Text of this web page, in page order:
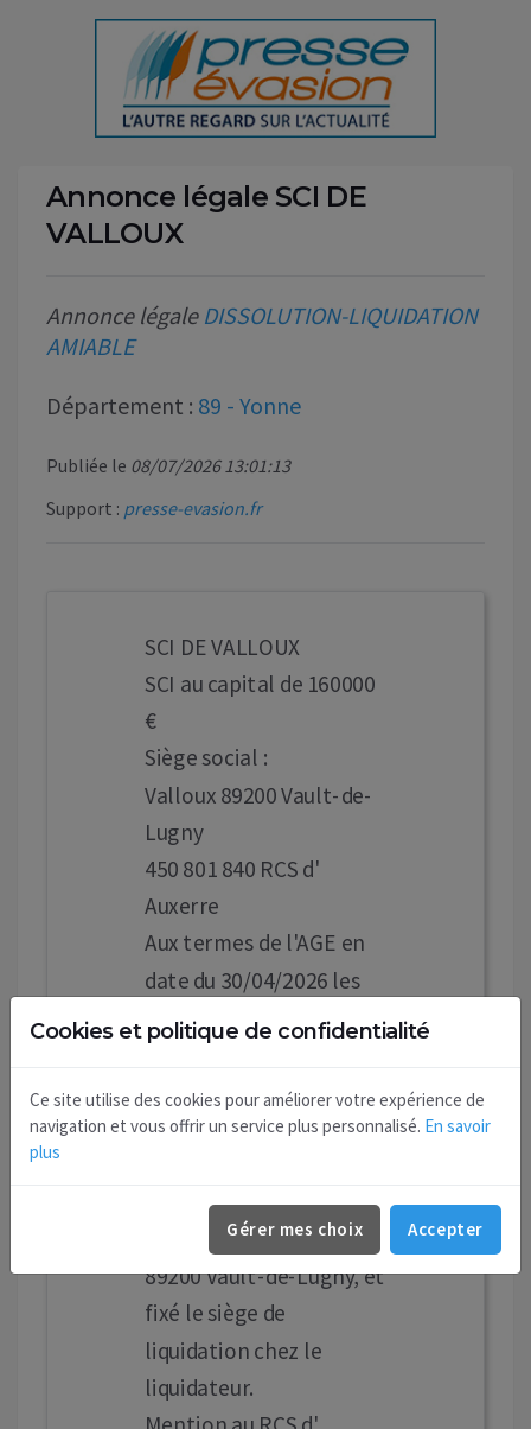
Annonce légale SCI DE
VALLOUX
Annonce légale DISSOLUTION-LIQUIDATION
AMIABLE
Département : 89 - Yonne
Publiée le 08/07/2026 13:01:13
Support : presse-evasion.fr
SCI DE VALLOUX
SCI au capital de 160000
€
Siège social :
Valloux 89200 Vault-de-
Lugny
450 801 840 RCS d'
Auxerre
Aux termes de l'AGE en
date du 30/04/2026 les
associés ont décidé la
liquidation amiable à
compter du même jour,
RODET Guy, demeurant
3 rue Claude, Valloux
89200 Vault-de-Lugny, et
fixé le siège de
liquidation chez le
liquidateur.
Cookies et politique de confidentialité
Ce site utilise des cookies pour améliorer votre expérience de
navigation et vous offrir un service plus personnalisé. En savoir
plus
Gérer mes choix Accepter